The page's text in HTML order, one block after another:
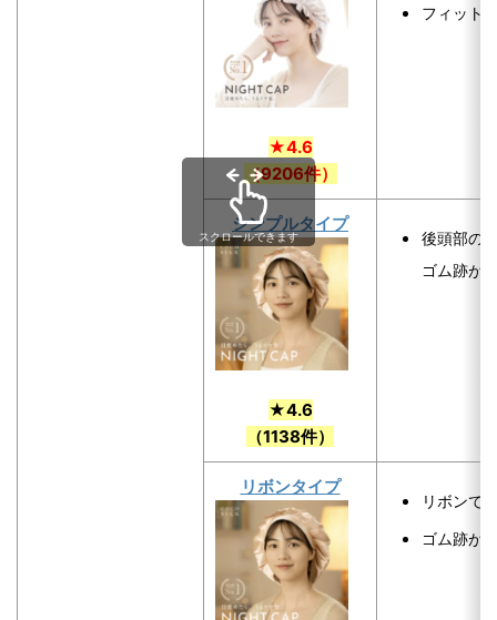
★4.6
（9206件）
フィット
シンプルタイプ
★4.6
（1138件）
後頭部の
ゴム跡が
リボンタイプ
リボンで
ゴム跡が
スクロールできます